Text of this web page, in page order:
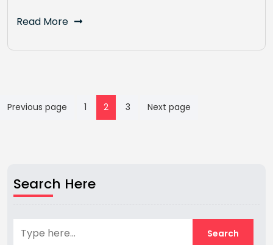
Read More
Stronicowanie
Previous page 1 2 3 Next page
Search Here